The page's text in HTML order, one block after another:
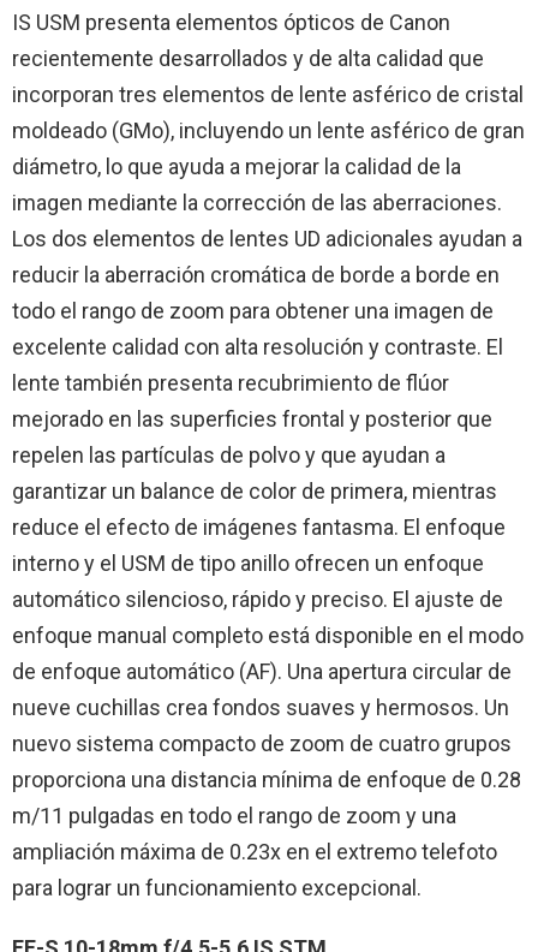
IS USM presenta elementos ópticos de Canon
recientemente desarrollados y de alta calidad que
incorporan tres elementos de lente asférico de cristal
moldeado (GMo), incluyendo un lente asférico de gran
diámetro, lo que ayuda a mejorar la calidad de la
imagen mediante la corrección de las aberraciones.
Los dos elementos de lentes UD adicionales ayudan a
reducir la aberración cromática de borde a borde en
todo el rango de zoom para obtener una imagen de
excelente calidad con alta resolución y contraste. El
lente también presenta recubrimiento de flúor
mejorado en las superficies frontal y posterior que
repelen las partículas de polvo y que ayudan a
garantizar un balance de color de primera, mientras
reduce el efecto de imágenes fantasma. El enfoque
interno y el USM de tipo anillo ofrecen un enfoque
automático silencioso, rápido y preciso. El ajuste de
enfoque manual completo está disponible en el modo
de enfoque automático (AF). Una apertura circular de
nueve cuchillas crea fondos suaves y hermosos. Un
nuevo sistema compacto de zoom de cuatro grupos
proporciona una distancia mínima de enfoque de 0.28
m/11 pulgadas en todo el rango de zoom y una
ampliación máxima de 0.23x en el extremo telefoto
para lograr un funcionamiento excepcional.